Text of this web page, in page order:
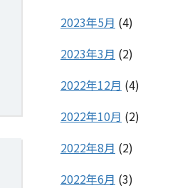
2023年5月 (4)
2023年3月 (2)
2022年12月 (4)
2022年10月 (2)
2022年8月 (2)
2022年6月 (3)